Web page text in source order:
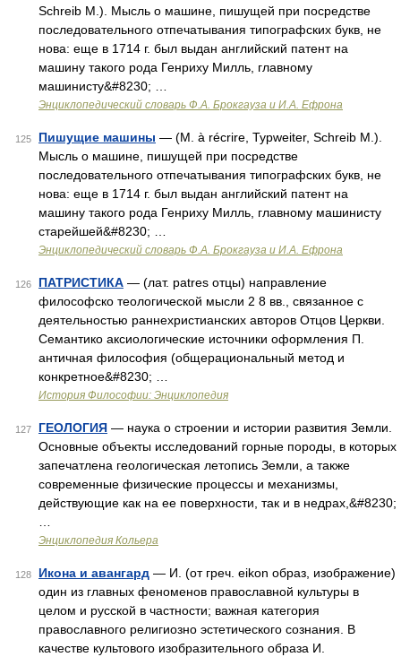
Schreib M.). Мысль о машине, пишущей при посредстве
последовательного отпечатывания типографских букв, не
нова: еще в 1714 г. был выдан английский патент на
машину такого рода Генриху Милль, главному
машинисту&#8230; …
Энциклопедический словарь Ф.А. Брокгауза и И.А. Ефрона
125 Пишущие машины — (M. à récrire, Typweiter, Schreib M.).
Мысль о машине, пишущей при посредстве
последовательного отпечатывания типографских букв, не
нова: еще в 1714 г. был выдан английский патент на
машину такого рода Генриху Милль, главному машинисту
старейшей&#8230; …
Энциклопедический словарь Ф.А. Брокгауза и И.А. Ефрона
126 ПАТРИСТИКА — (лат. patres отцы) направление
философско теологической мысли 2 8 вв., связанное с
деятельностью раннехристианских авторов Отцов Церкви.
Семантико аксиологические источники оформления П.
античная философия (общерациональный метод и
конкретное&#8230; …
История Философии: Энциклопедия
127 ГЕОЛОГИЯ — наука о строении и истории развития Земли.
Основные объекты исследований горные породы, в которых
запечатлена геологическая летопись Земли, а также
современные физические процессы и механизмы,
действующие как на ее поверхности, так и в недрах,&#8230;
Энциклопедия Кольера
128 Икона и авангард — И. (от греч. eikon образ, изображение)
один из главных феноменов православной культуры в
целом и русской в частности; важная категория
православного религиозно эстетического сознания. В
качестве культового изобразительного образа И.